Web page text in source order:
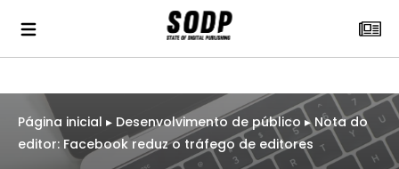
Página inicial ▸ Desenvolvimento de público ▸Nota do
editor: Facebook reduz o tráfego de editores